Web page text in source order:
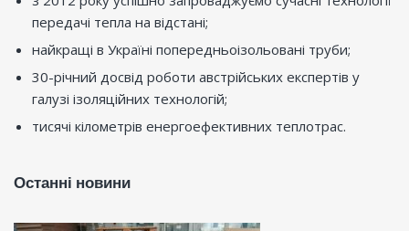
передачі тепла на відстані;
найкращі в Україні попередньоізольовані труби;
30-річний досвід роботи австрійських експертів у
галузі ізоляційних технологій;
тисячі кілометрів енергоефективних теплотрас.
Останні новини